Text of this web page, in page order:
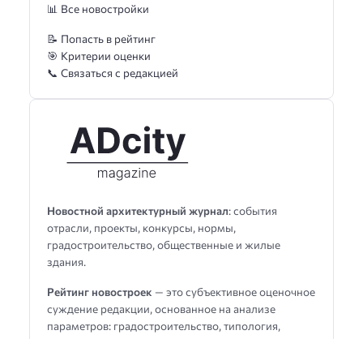
Новостной архитектурный журнал: события
отрасли, проекты, конкурсы, нормы,
градостроительство, общественные и жилые
здания.
Рейтинг новостроек — это субъективное оценочное
суждение редакции, основанное на анализе
параметров: градостроительство, типология,
📊 Все новостройки
📝 Попасть в рейтинг
🎯 Критерии оценки
📞 Связаться с редакцией